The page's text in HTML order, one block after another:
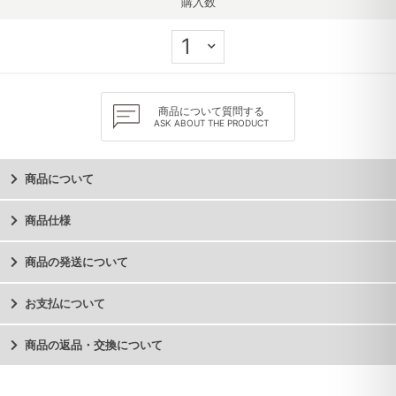
商品について質問する
ASK ABOUT THE PRODUCT
商品について
商品仕様
商品の発送について
お支払について
商品の返品・交換について